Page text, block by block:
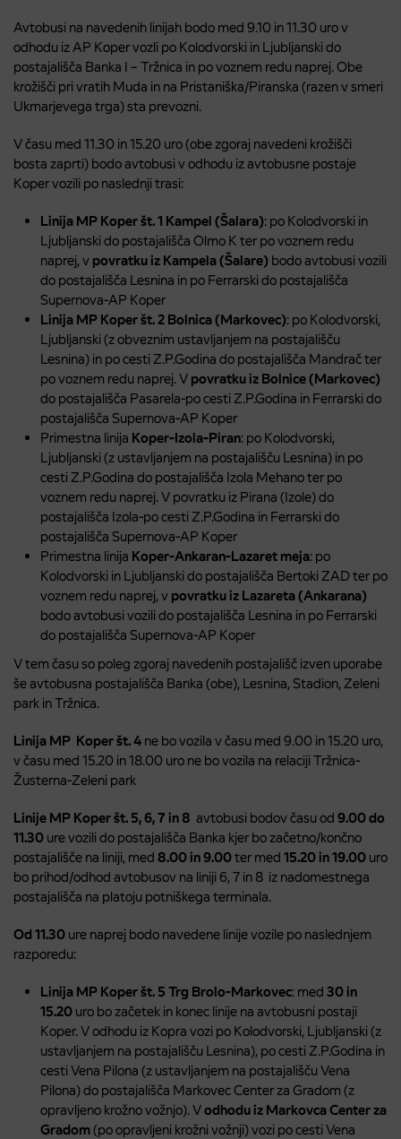
Avtobusi na navedenih linijah bodo med 9.10 in 11.30 uro v
odhodu iz AP Koper vozli po Kolodvorski in Ljubljanski do
postajališča Banka I – Tržnica in po voznem redu naprej. Obe
krožišči pri vratih Muda in na Pristaniška/Piranska (razen v smeri
Ukmarjevega trga) sta prevozni.
V času med 11.30 in 15.20 uro (obe zgoraj navedeni krožišči
bosta zaprti) bodo avtobusi v odhodu iz avtobusne postaje
Koper vozili po naslednji trasi:
Linija MP Koper št. 1 Kampel (Šalara): po Kolodvorski in
Ljubljanski do postajališča Olmo K ter po voznem redu
naprej, v povratku iz Kampela (Šalare) bodo avtobusi vozili
do postajališča Lesnina in po Ferrarski do postajališča
Supernova-AP Koper
Linija MP Koper št. 2 Bolnica (Markovec): po Kolodvorski,
Ljubljanski (z obveznim ustavljanjem na postajališču
Lesnina) in po cesti Z.P.Godina do postajališča Mandrač ter
po voznem redu naprej. V povratku iz Bolnice (Markovec)
do postajališča Pasarela-po cesti Z.P.Godina in Ferrarski do
postajališča Supernova-AP Koper
Primestna linija Koper-Izola-Piran: po Kolodvorski,
Ljubljanski (z ustavljanjem na postajališču Lesnina) in po
cesti Z.P.Godina do postajališča Izola Mehano ter po
voznem redu naprej. V povratku iz Pirana (Izole) do
postajališča Izola-po cesti Z.P.Godina in Ferrarski do
postajališča Supernova-AP Koper
Primestna linija Koper-Ankaran-Lazaret meja: po
Kolodvorski in Ljubljanski do postajališča Bertoki ZAD ter po
voznem redu naprej, v povratku iz Lazareta (Ankarana)
bodo avtobusi vozili do postajališča Lesnina in po Ferrarski
do postajališča Supernova-AP Koper
V tem času so poleg zgoraj navedenih postajališč izven uporabe
še avtobusna postajališča Banka (obe), Lesnina, Stadion, Zeleni
park in Tržnica.
Linija MP Koper št. 4 ne bo vozila v času med 9.00 in 15.20 uro,
v času med 15.20 in 18.00 uro ne bo vozila na relaciji Tržnica-
Žusterna-Zeleni park
Linije MP Koper št. 5, 6, 7 in 8 avtobusi bodov času od 9.00do
11.30 ure vozili do postajališča Banka kjer bo začetno/končno
postajališče na liniji, med 8.00 in 9.00ter med 15.20 in 19.00 uro
bo prihod/odhod avtobusov na liniji 6, 7 in 8 iz nadomestnega
postajališča na platoju potniškega terminala.
Od 11.30 ure naprej bodo navedene linije vozile po naslednjem
razporedu:
Linija MP Koper št. 5 Trg Brolo-Markovec: med 30 in
15.20 uro bo začetek in konec linije na avtobusni postaji
Koper. V odhodu iz Kopra vozi po Kolodvorski, Ljubljanski (z
ustavljanjem na postajališču Lesnina), po cesti Z.P.Godina in
cesti Vena Pilona (z ustavljanjem na postajališču Vena
Pilona) do postajališča Markovec Center za Gradom (z
opravljeno krožno vožnjo). Vodhodu iz Markovca Center za
Gradom(po opravljeni krožni vožnji) vozi po cesti Vena